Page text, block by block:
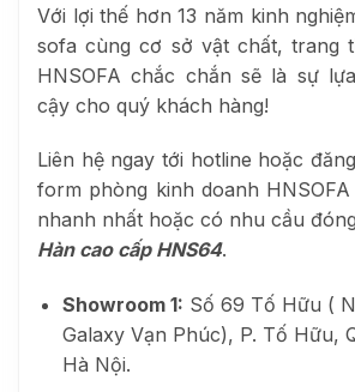
Với lợi thế hơn 13 năm kinh
sofa cùng cơ sở vật chất, trang
HNSOFA chắc chắn sẽ là sự
cậy cho quý khách hàng!
Liên hệ ngay tới hotline hoặc
form phòng kinh doanh
nhanh nhất hoặc có nhu cầu đóng
Hàn cao cấp HNS64.
Showroom 1: Số 69 Tố Hữu (
Galaxy Vạn Phúc), P. Tố Hữu,
Hà Nội.